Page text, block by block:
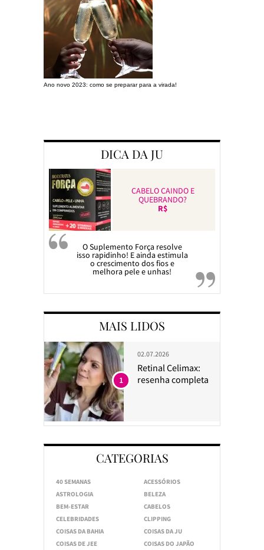
Ano novo 2023: como se preparar para a virada!
DICA DA JU
CABELO CAINDO E
QUEBRANDO?
R$
O Suplemento Força resolve
isso rapidinho! E ainda estimula
o crescimento dos fios e
melhora pele e unhas!
MAIS LIDOS
02.07.2026
Retinal Celimax:
resenha completa
1
CATEGORIAS
40 SEMANAS
ACESSÓRIOS
ASTROLOGIA
BELEZA
BEM-ESTAR
CABELOS
CELEBRIDADES
CLIPPING
COISAS DA BAHIA
COISAS DA JU
COISAS DE JEE
COISAS DO JAPÃO